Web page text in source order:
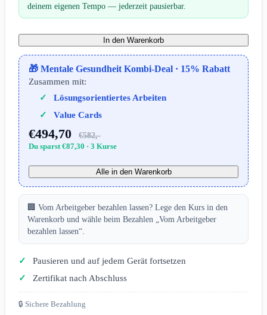
deinem eigenen Tempo — jederzeit pausierbar.
In den Warenkorb
🎁 Mentale Gesundheit Kombi-Deal · 15% Rabatt
Zusammen mit:
Lösungsorientiertes Arbeiten
Value Cards
€494,70 €582,-
Du sparst €87,30 · 3 Kurse
Alle in den Warenkorb
🏢 Vom Arbeitgeber bezahlen lassen? Lege den Kurs in den
Warenkorb und wähle beim Bezahlen „Vom Arbeitgeber
bezahlen lassen“.
Pausieren und auf jedem Gerät fortsetzen
Zertifikat nach Abschluss
🔒 Sichere Bezahlung